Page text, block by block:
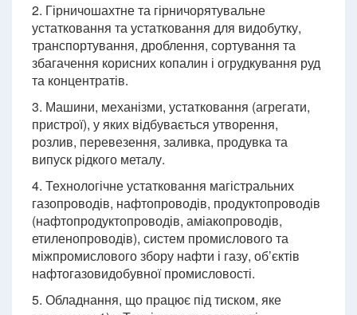
2. Гірничошахтне та гірничорятувальне
устатковання та устатковання для видобутку,
транспортування, дроблення, сортування та
збагачення корисних копалин і огрудкування руд
та концентратів.
3. Машини, механізми, устатковання (агрегати,
пристрої), у яких відбувається утворення,
розлив, перевезення, заливка, продувка та
випуск рідкого металу.
4. Технологічне устатковання магістральних
газопроводів, нафтопроводів, продуктопроводів
(нафтопродуктопроводів, аміакопроводів,
етиленопроводів), систем промислового та
міжпромислового збору нафти і газу, об’єктів
нафтогазовидобувної промисловості.
5. Обладнання, що працює під тиском, яке